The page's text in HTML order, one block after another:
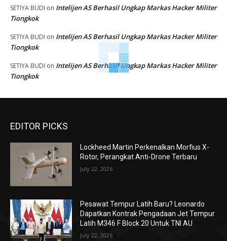
SETIYA BUDI on Intelijen AS Berhasil Ungkap Markas Hacker Militer
Tiongkok
SETIYA BUDI on Intelijen AS Berhasil Ungkap Markas Hacker Militer
Tiongkok
SETIYA BUDI on Intelijen AS Berhasil Ungkap Markas Hacker Militer
Tiongkok
EDITOR PICKS
Lockheed Martin Perkenalkan Morfius X-
Rotor, Perangkat Anti-Drone Terbaru
July 22, 2026
Pesawat Tempur Latih Baru? Leonardo
Dapatkan Kontrak Pengadaan Jet Tempur
Latih M346 F Block 20 Untuk TNI AU
July 22, 2026